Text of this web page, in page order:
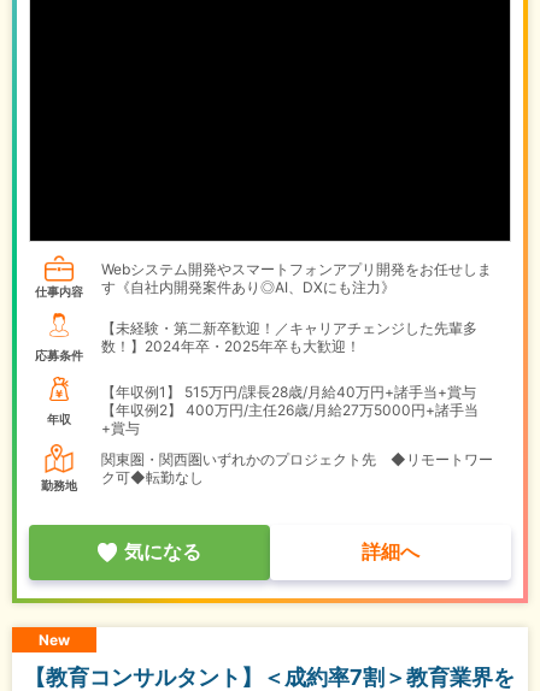
仕事内容
Webシステム開発やスマートフォンアプリ開発をお任せしま
す《自社内開発案件あり◎AI、DXにも注力》
応募条件
【未経験・第二新卒歓迎！／キャリアチェンジした先輩多
数！】2024年卒・2025年卒も大歓迎！
年収
【年収例1】
515万円/課長28歳/月給40万円+諸手当+賞与
【年収例2】
400万円/主任26歳/月給27万5000円+諸手当
+賞与
勤務地
関東圏・関西圏いずれかのプロジェクト先 ◆リモートワー
ク可◆転勤なし
気になる 詳細へ
New
【教育コンサルタント】＜成約率7割＞教育業界を